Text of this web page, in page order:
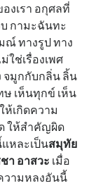
งเรา อกุศลที่
กามะฉันทะ
ณ์ ทางรูป ทาง
ใช่เรื่องเพศ
จมูกกับกลิ่น ลิ้น
ษ เห็นทุกข์ เห็น
เกิดความ
ให้สำคัญผิด
หละเป็นสมุทัย
า อาสวะ เมื่อ
วามหลงอันนี้